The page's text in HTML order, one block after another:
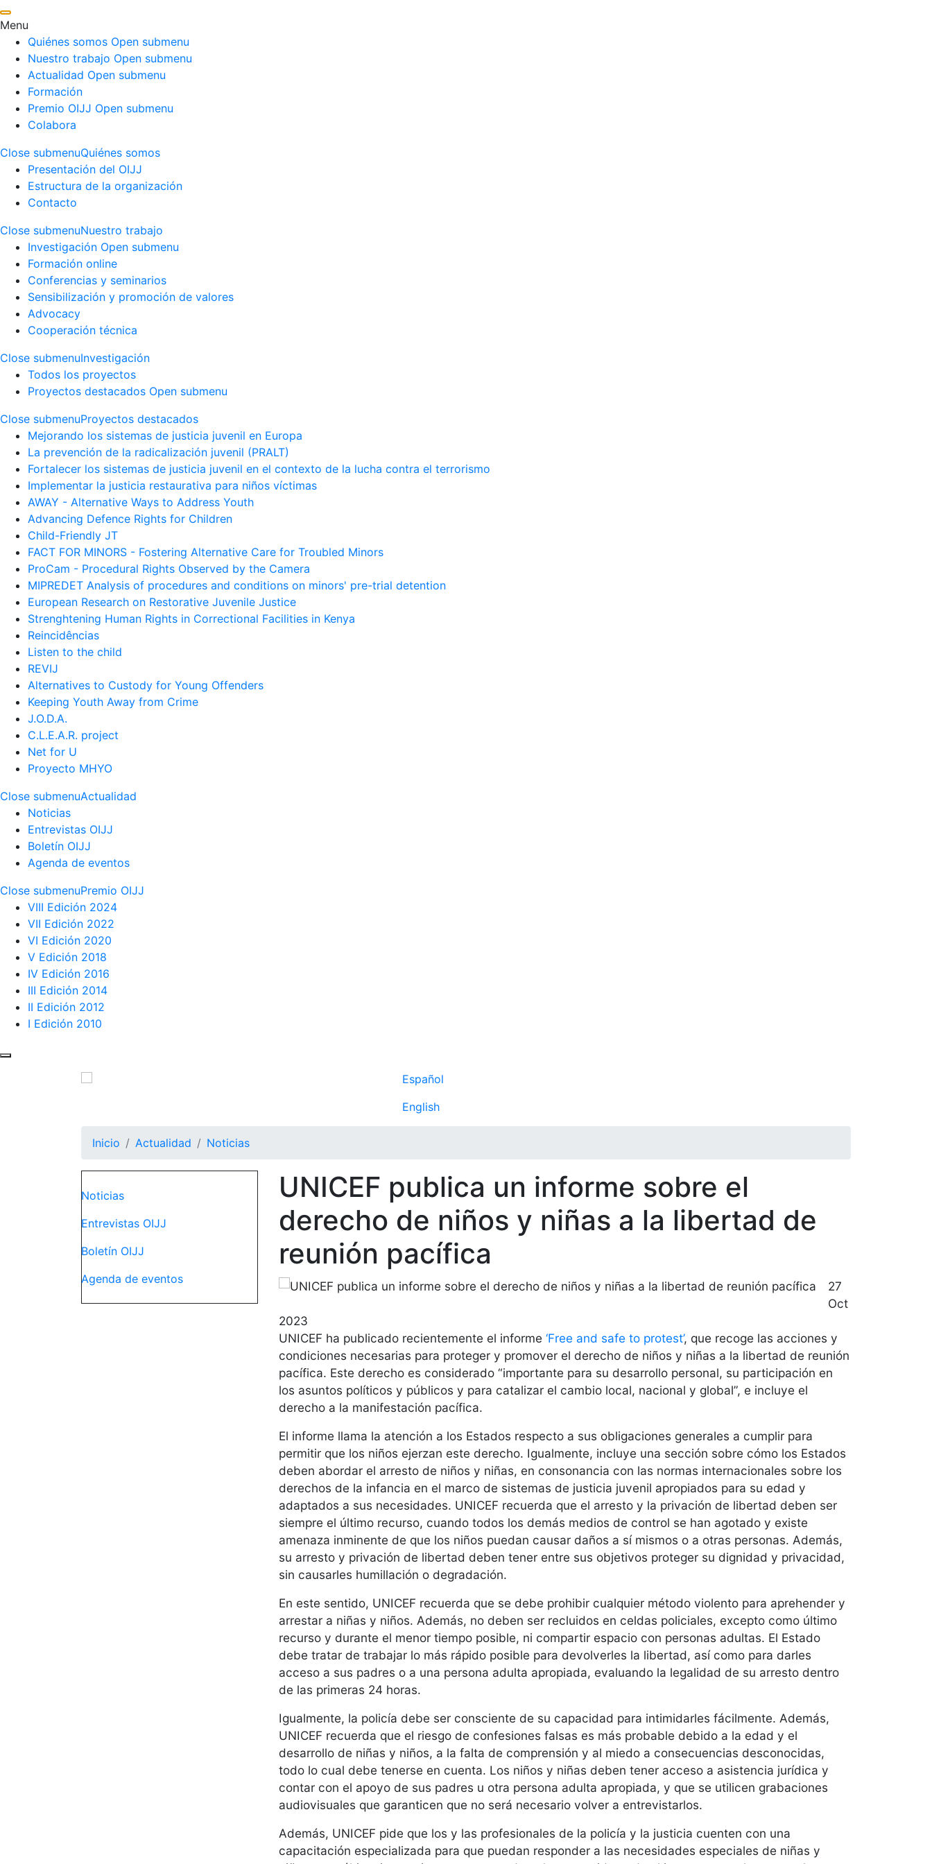
Menu
Quiénes somos Open submenu
Nuestro trabajo Open submenu
Actualidad Open submenu
Formación
Premio OIJJ Open submenu
Colabora
Close submenuQuiénes somos
Presentación del OIJJ
Estructura de la organización
Contacto
Close submenuNuestro trabajo
Investigación Open submenu
Formación online
Conferencias y seminarios
Sensibilización y promoción de valores
Advocacy
Cooperación técnica
Close submenuInvestigación
Todos los proyectos
Proyectos destacados Open submenu
Close submenuProyectos destacados
Mejorando los sistemas de justicia juvenil en Europa
La prevención de la radicalización juvenil (PRALT)
Fortalecer los sistemas de justicia juvenil en el contexto de la lucha contra el terrorismo
Implementar la justicia restaurativa para niños víctimas
AWAY - Alternative Ways to Address Youth
Advancing Defence Rights for Children
Child-Friendly JT
FACT FOR MINORS - Fostering Alternative Care for Troubled Minors
ProCam - Procedural Rights Observed by the Camera
MIPREDET Analysis of procedures and conditions on minors' pre-trial detention
European Research on Restorative Juvenile Justice
Strenghtening Human Rights in Correctional Facilities in Kenya
Reincidências
Listen to the child
REVIJ
Alternatives to Custody for Young Offenders
Keeping Youth Away from Crime
J.O.D.A.
C.L.E.A.R. project
Net for U
Proyecto MHYO
Close submenuActualidad
Noticias
Entrevistas OIJJ
Boletín OIJJ
Agenda de eventos
Close submenuPremio OIJJ
VIII Edición 2024
VII Edición 2022
VI Edición 2020
V Edición 2018
IV Edición 2016
III Edición 2014
II Edición 2012
I Edición 2010
Español
English
Inicio Actualidad Noticias
UNICEF publica un informe sobre el
derecho de niños y niñas a la libertad de
reunión pacífica
27
Oct
2023
UNICEF ha publicado recientemente el informe ‘Free and safe to protest’, que recoge las acciones y
condiciones necesarias para proteger y promover el derecho de niños y niñas a la libertad de reunión
pacífica. Este derecho es considerado “importante para su desarrollo personal, su participación en
los asuntos políticos y públicos y para catalizar el cambio local, nacional y global”, e incluye el
derecho a la manifestación pacífica.
El informe llama la atención a los Estados respecto a sus obligaciones generales a cumplir para
permitir que los niños ejerzan este derecho. Igualmente, incluye una sección sobre cómo los Estados
deben abordar el arresto de niños y niñas, en consonancia con las normas internacionales sobre los
derechos de la infancia en el marco de sistemas de justicia juvenil apropiados para su edad y
adaptados a sus necesidades. UNICEF recuerda que el arresto y la privación de libertad deben ser
siempre el último recurso, cuando todos los demás medios de control se han agotado y existe
amenaza inminente de que los niños puedan causar daños a sí mismos o a otras personas. Además,
su arresto y privación de libertad deben tener entre sus objetivos proteger su dignidad y privacidad,
sin causarles humillación o degradación.
En este sentido, UNICEF recuerda que se debe prohibir cualquier método violento para aprehender y
arrestar a niñas y niños. Además, no deben ser recluidos en celdas policiales, excepto como último
recurso y durante el menor tiempo posible, ni compartir espacio con personas adultas. El Estado
debe tratar de trabajar lo más rápido posible para devolverles la libertad, así como para darles
acceso a sus padres o a una persona adulta apropiada, evaluando la legalidad de su arresto dentro
de las primeras 24 horas.
Igualmente, la policía debe ser consciente de su capacidad para intimidarles fácilmente. Además,
UNICEF recuerda que el riesgo de confesiones falsas es más probable debido a la edad y el
desarrollo de niñas y niños, a la falta de comprensión y al miedo a consecuencias desconocidas,
todo lo cual debe tenerse en cuenta. Los niños y niñas deben tener acceso a asistencia jurídica y
contar con el apoyo de sus padres u otra persona adulta apropiada, y que se utilicen grabaciones
audiovisuales que garanticen que no será necesario volver a entrevistarlos.
Además, UNICEF pide que los y las profesionales de la policía y la justicia cuenten con una
capacitación especializada para que puedan responder a las necesidades especiales de niñas y
Navegación principal
Noticias
Entrevistas OIJJ
Boletín OIJJ
Agenda de eventos